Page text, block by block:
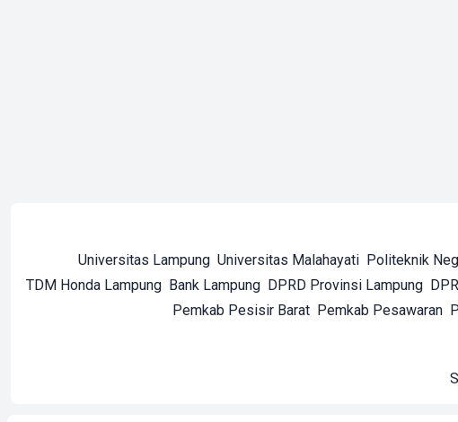
Universitas Lampung Universitas Malahayati Politeknik
TDM Honda Lampung Bank Lampung DPRD Provinsi Lampung
Pemkab Pesisir Barat Pemkab Pesawaran